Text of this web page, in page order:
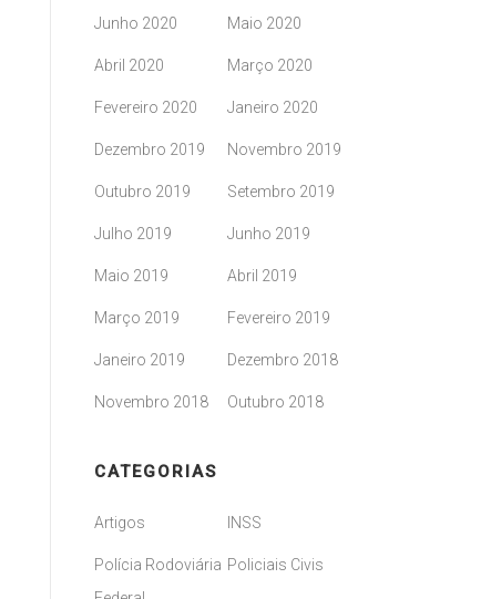
Junho 2020 Maio 2020
Abril 2020 Março 2020
Fevereiro 2020 Janeiro 2020
Dezembro 2019 Novembro 2019
Outubro 2019 Setembro 2019
Julho 2019 Junho 2019
Maio 2019 Abril 2019
Março 2019 Fevereiro 2019
Janeiro 2019 Dezembro 2018
Novembro 2018 Outubro 2018
CATEGORIAS
Artigos INSS
Polícia Rodoviária Policiais Civis